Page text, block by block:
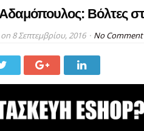
Βόλτες
8 Σεπτεμβρίου, 2016 No Comment